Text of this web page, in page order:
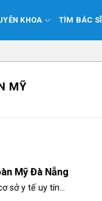
KHOA TÌM BÁC SĨ
MỸ
Mỹ Đà Nẵng
sở y tế uy tín...